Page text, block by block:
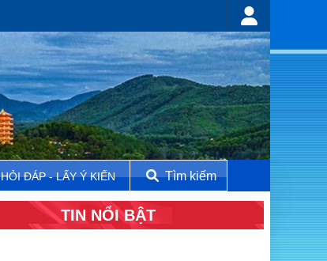
HỎI ĐÁP - LẤY Ý KIẾN Tìm kiếm
TIN NỔI BẬT